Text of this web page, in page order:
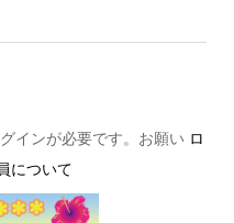
インが必要です。お願い ロ
について